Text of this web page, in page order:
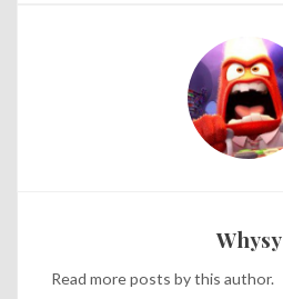
Whysy
Read more posts by this author.